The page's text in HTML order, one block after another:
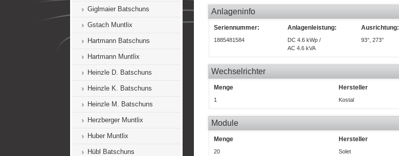
Giglmaier Batschuns
Gstach Muntlix
Hartmann Batschuns
Hartmann Muntlix
Heinzle D. Batschuns
Heinzle K. Batschuns
Heinzle M. Batschuns
Herzberger Muntlix
Huber Muntlix
Hübl Batschuns
Anlageninfo
Seriennummer: Anlagenleistung: Ausrichtung:
1885481584
DC 4.6 kWp /
AC 4.6 kVA
93°, 273°
Wechselrichter
Menge Hersteller
1 Kostal
Module
Menge Hersteller
20 Solet